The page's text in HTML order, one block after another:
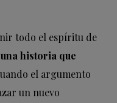
todo el espíritu de
historia que
el argumento
un nuevo